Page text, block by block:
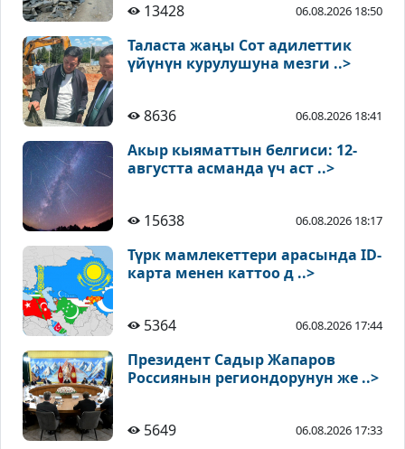
13428 06.08.2026 18:50
Таласта жаңы Сот адилеттик
үйүнүн курулушуна мезги ..>
8636 06.08.2026 18:41
Акыр кыяматтын белгиси: 12-
августта асманда үч аст ..>
15638 06.08.2026 18:17
Түрк мамлекеттери арасында ID-
карта менен каттоо д ..>
5364 06.08.2026 17:44
Президент Садыр Жапаров
Россиянын региондорунун же ..>
5649 06.08.2026 17:33